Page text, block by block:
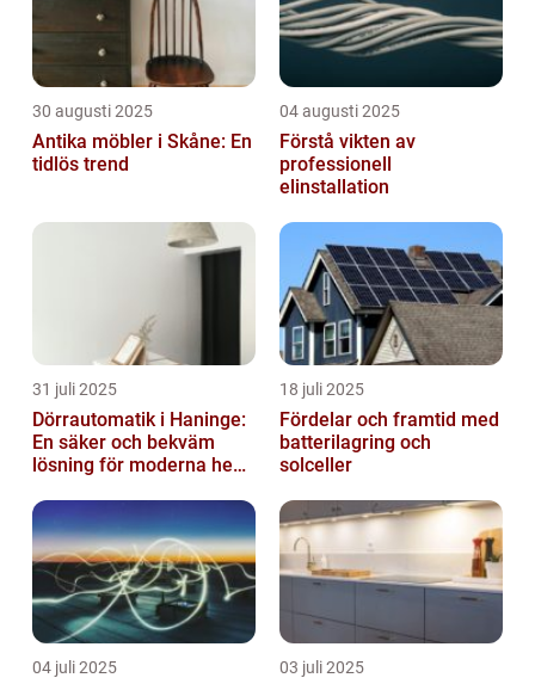
30 augusti 2025
Antika möbler i Skåne: En
tidlös trend
04 augusti 2025
Förstå vikten av
professionell
elinstallation
31 juli 2025
Dörrautomatik i Haninge:
En säker och bekväm
lösning för moderna hem
18 juli 2025
Fördelar och framtid med
batterilagring och
solceller
04 juli 2025 03 juli 2025